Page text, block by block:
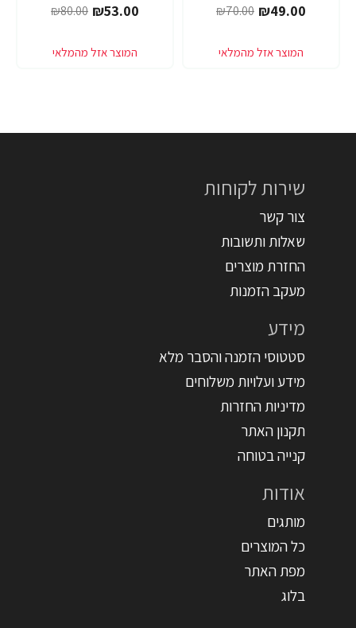
₪49.00
₪70.00
₪53.00
₪80.00
שירות לקוחות
צור קשר
שאלות ותשובות
החזרת מוצרים
מעקב הזמנות
מידע
סטטוסי הזמנה והסבר מלא
מידע ועלויות משלוחים
מדיניות החזרות
תקנון האתר
קנייה בטוחה
אודות
מותגים
כל המוצרים
מפת האתר
בלוג